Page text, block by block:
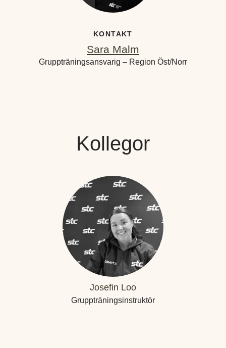
KONTAKT
Sara Malm
Gruppträningsansvarig – Region Öst/Norr
Kollegor
Josefin Loo
Gruppträningsinstruktör